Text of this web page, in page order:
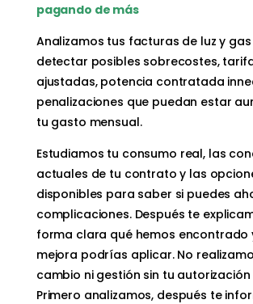
pagando de más
Analizamos tus facturas de luz y
detectar posibles sobrecostes,
ajustadas, potencia contratada
penalizaciones que puedan estar
tu gasto mensual.
Estudiamos tu consumo real, las
actuales de tu contrato y las
disponibles para saber si puedes
complicaciones. Después te
forma clara qué hemos encontrado
mejora podrías aplicar. No
cambio ni gestión sin tu autorización
Primero analizamos, después te